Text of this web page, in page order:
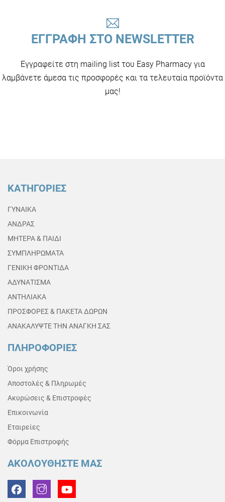
ΕΓΓΡΑΦΗ ΣΤΟ NEWSLETTER
Εγγραφείτε στη mailing list του Easy Pharmacy για
λαμβάνετε άμεσα τις προσφορές και τα τελευταία προϊόντα
μας!
ΚΑΤΗΓΟΡΙΕΣ
ΓΥΝΑΙΚΑ
ΑΝΔΡΑΣ
ΜΗΤΕΡΑ & ΠΑΙΔΙ
ΣΥΜΠΛΗΡΩΜΑΤΑ
ΓΕΝΙΚΗ ΦΡΟΝΤΙΔΑ
ΑΔΥΝΑΤΙΣΜΑ
ΑΝΤΗΛΙΑΚΑ
ΠΡΟΣΦΟΡΕΣ & ΠΑΚΕΤΑ ΔΩΡΩΝ
ΑΝΑΚΑΛΥΨΤΕ ΤΗΝ ΑΝΑΓΚΗ ΣΑΣ
ΠΛΗΡΟΦΟΡΙΕΣ
Όροι χρήσης
Αποστολές & Πληρωμές
Ακυρώσεις & Επιστροφές
Επικοινωνία
Εταιρείες
Φόρμα Επιστροφής
ΑΚΟΛΟΥΘΗΣΤΕ ΜΑΣ